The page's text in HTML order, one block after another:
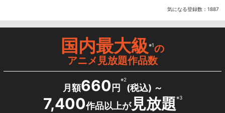
気になる登録数： 1887
国内最大級※1の
アニメ見放題作品数
月額660 円
※2
(税込) ～
7,400作品以上が見放題※3